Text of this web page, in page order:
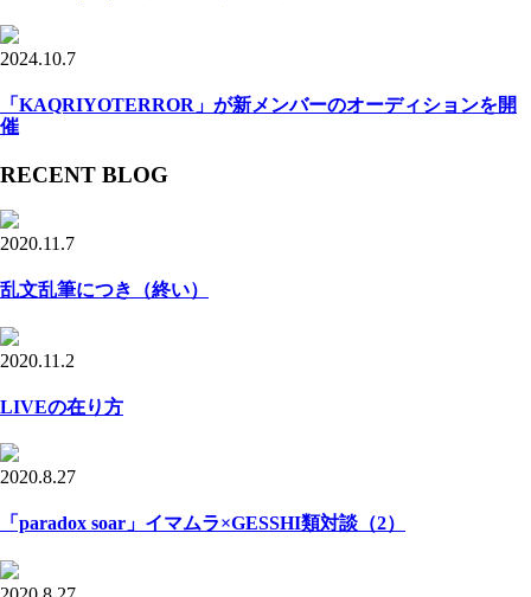
2024.10.7
「KAQRIYOTERROR」が新メンバーのオーディションを開
催
RECENT BLOG
2020.11.7
乱文乱筆につき（終い）
2020.11.2
LIVEの在り方
2020.8.27
「paradox soar」イマムラ×GESSHI類対談（2）